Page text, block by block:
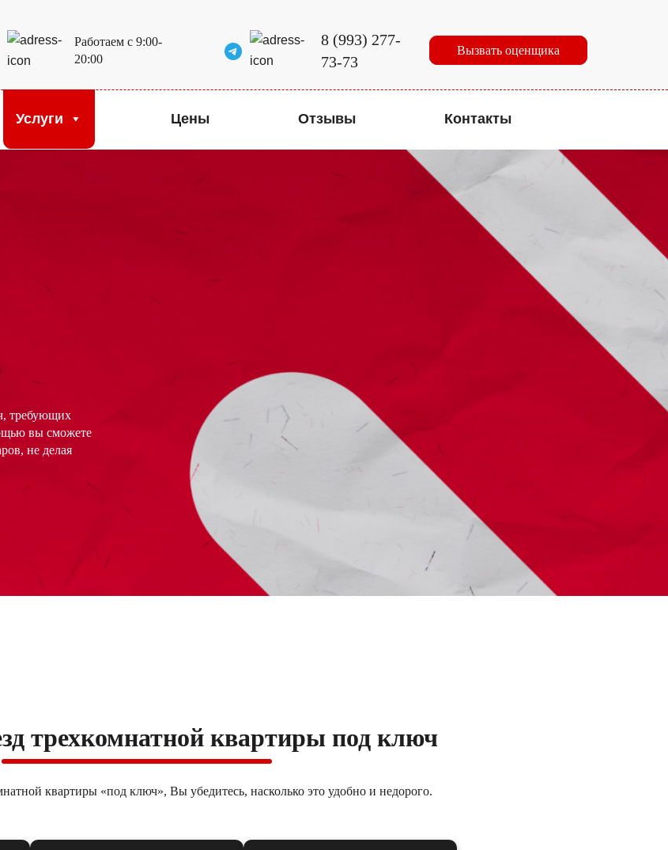
Работаем с 9:00-
20:00
8 (993) 277-
73-73
Вызвать оценщика
Услуги Цены Отзывы Контакты
требующих
вы сможете
не делая
трехкомнатной квартиры под ключ
квартиры «под ключ», Вы убедитесь, насколько это удобно и недорого.